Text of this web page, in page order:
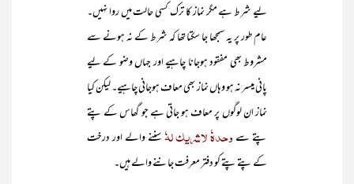
لیے شرط ہے مگر نماز کا ترک کسی حالت میں روا نہیں۔
عام طور پر یہ سمجھا جا سکتا تھا کہ شرط کے نہ ہونے سے
مشروط بھی مفقود ہوجانا چاہیے اور جہاں وضو کے لیے
پانی میسر نہ ہو وہاں نماز بھی معاف ہوجانی چاہیے۔ لیکن کیا
نماز ان لوگوں پر معاف ہو جاتی ہے جو گھاس کے پتے
پتے سےوحدہٗ لاشریک لہٗسننے والے اور درخت
کے پتے پتے کو دفتر معرفت جاننے والے ہیں۔